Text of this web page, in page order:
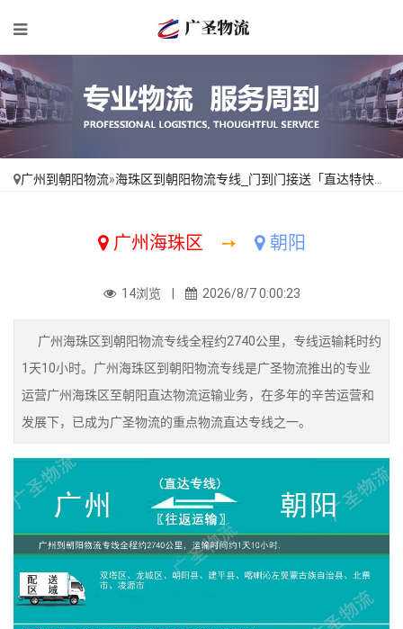
广州到朝阳物流»海珠区到朝阳物流专线_门到门接送「直达特快专线」
广州海珠区 ➙ 朝阳
14浏览 | 2026/8/7 0:00:23
广州海珠区到朝阳物流专线全程约2740公里，专线运输耗时约
1天10小时。广州海珠区到朝阳物流专线是广圣物流推出的专业
运营广州海珠区至朝阳直达物流运输业务，在多年的辛苦运营和
发展下，已成为广圣物流的重点物流直达专线之一。